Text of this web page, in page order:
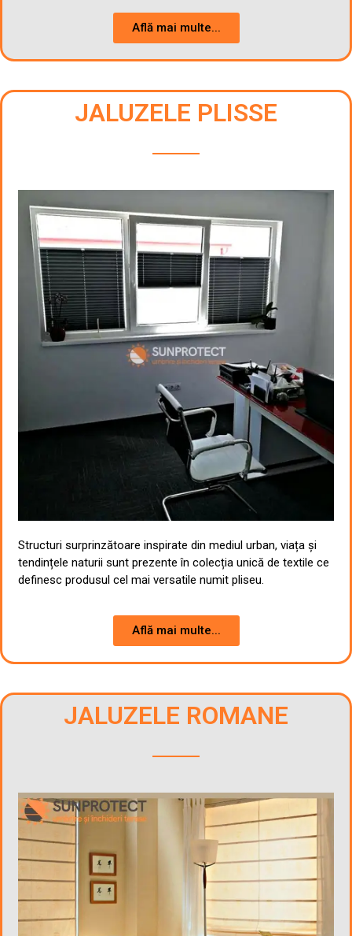
Află mai multe...
JALUZELE PLISSE
Structuri surprinzătoare inspirate din mediul urban, viața și
tendințele naturii sunt prezente în colecția unică de textile ce
definesc produsul cel mai versatile numit pliseu.
Află mai multe...
JALUZELE ROMANE